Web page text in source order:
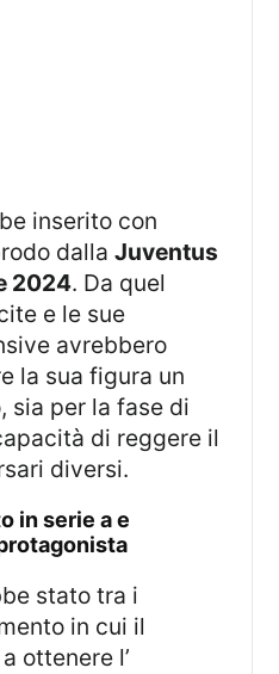
dallaJuventus
2024. Da quel
e le sue
avrebbero
la sua figura un
sia per la fase di
di reggere il
diversi.
in cui il
ottenere l’